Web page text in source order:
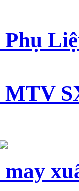
MTV